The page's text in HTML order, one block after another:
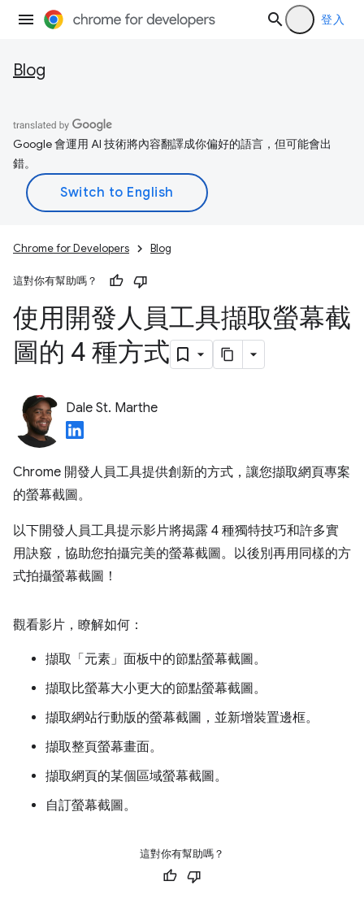
登入
Blog
Google 會運用 AI 技術將內容翻譯成你偏好的語言，但可能會出
錯。
Chrome for Developers Blog
這對你有幫助嗎？
使用開發人員工具擷取螢幕截
圖的 4 種方式
Dale St. Marthe
Chrome 開發人員工具提供創新的方式，讓您擷取網頁專案
的螢幕截圖。
以下開發人員工具提示影片將揭露 4 種獨特技巧和許多實
用訣竅，協助您拍攝完美的螢幕截圖。以後別再用同樣的方
式拍攝螢幕截圖！
觀看影片，瞭解如何：
擷取「元素」 面板中的節點螢幕截圖。
擷取比螢幕大小更大的節點螢幕截圖。
擷取網站行動版的螢幕截圖，並新增裝置邊框。
擷取整頁螢幕畫面。
擷取網頁的某個區域螢幕截圖。
自訂螢幕截圖。
這對你有幫助嗎？